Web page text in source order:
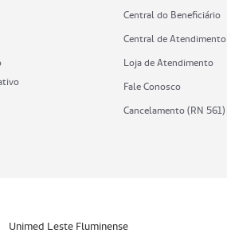
Central do Beneficiário
Central de Atendimento
Loja de Atendimento
Fale Conosco
Cancelamento (RN 561)
Unimed Leste Fluminense